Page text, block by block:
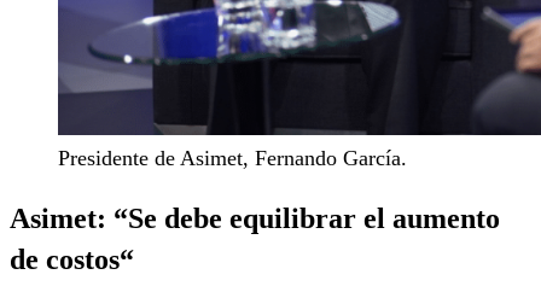
Presidente de Asimet, Fernando García.
Asimet: “Se debe equilibrar el aumento
de costos“